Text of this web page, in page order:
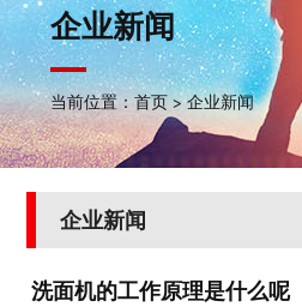
企业新闻
当前位置：首页>企业新闻
企业新闻
洗面机的工作原理是什么呢